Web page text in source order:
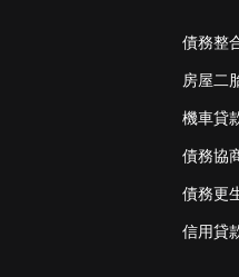
債務整
房屋二
機車貸
債務協
債務更
信用貸